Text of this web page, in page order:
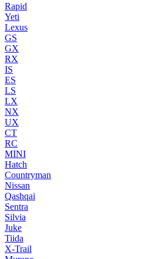
Rapid
Yeti
Lexus
GS
GX
RX
IS
ES
LS
LX
NX
UX
CT
RC
MINI
Hatch
Countryman
Nissan
Qashqai
Sentra
Silvia
Juke
Tiida
X-Trail